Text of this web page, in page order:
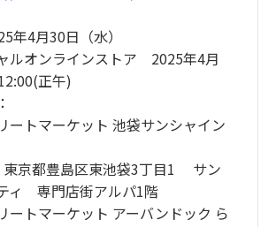
年4月30日（水）
ルオンラインストア 2025年4月
正午)
ートマーケット 池袋サンシャイン
東京都豊島区東池袋3丁目1 サン
ィ 専門店街アルパ1階
ートマーケット アーバンドック ら